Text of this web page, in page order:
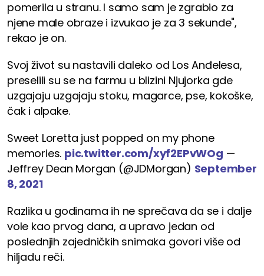
pomerila u stranu. I samo sam je zgrabio za
njene male obraze i izvukao je za 3 sekunde",
rekao je on.
Svoj život su nastavili daleko od Los Anđelesa,
preselili su se na farmu u blizini Njujorka gde
uzgajaju uzgajaju stoku, magarce, pse, kokoške,
čak i alpake.
Sweet Loretta just popped on my phone
memories. pic.twitter.com/xyf2EPvWOg —
Jeffrey Dean Morgan (@JDMorgan) September
8, 2021
Razlika u godinama ih ne sprečava da se i dalje
vole kao prvog dana, a upravo jedan od
poslednjih zajedničkih snimaka govori više od
hiljadu reči.